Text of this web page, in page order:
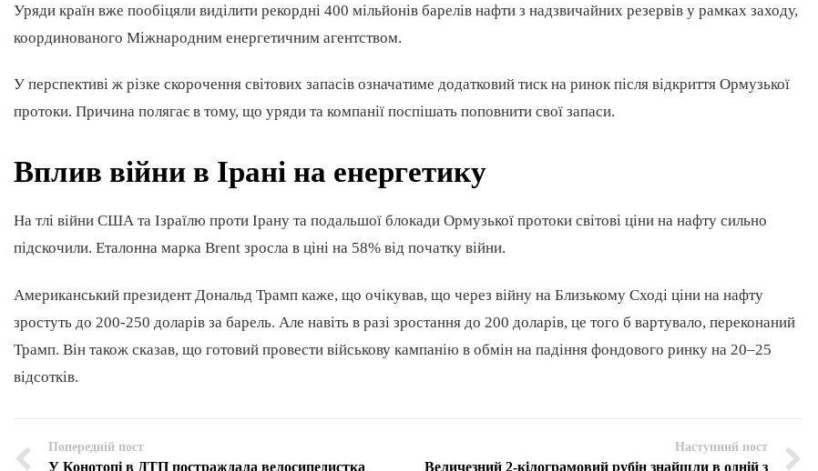
Уряди країн вже пообіцяли виділити рекордні 400 мільйонів барелів нафти з надзвичайних резервів у рамках заходу,
координованого Міжнародним енергетичним агентством.
У перспективі ж різке скорочення світових запасів означатиме додатковий тиск на ринок після відкриття Ормузької
протоки. Причина полягає в тому, що уряди та компанії поспішать поповнити свої запаси.
Вплив війни в Ірані на енергетику
На тлі війни США та Ізраїлю проти Ірану та подальшої блокади Ормузької протоки світові ціни на нафту сильно
підскочили. Еталонна марка Brent зросла в ціні на 58% від початку війни.
Американський президент Дональд Трамп каже, що очікував, що через війну на Близькому Сході ціни на нафту
зростуть до 200-250 доларів за барель. Але навіть в разі зростання до 200 доларів, це того б вартувало, переконаний
Трамп. Він також сказав, що готовий провести військову кампанію в обмін на падіння фондового ринку на 20–25
відсотків.
Попередній пост
У Конотопі в ДТП постраждала велосипедистка
Наступний пост
Величезний 2-кілограмовий рубін знайшли в одній з